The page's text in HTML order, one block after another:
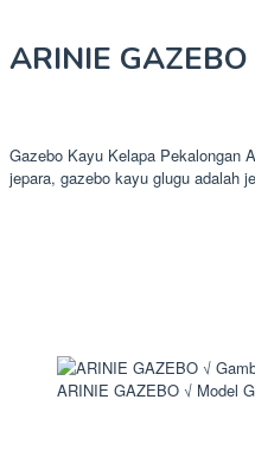
ARINIE
Gazebo Kayu Kelapa Pekalongan
jepara, gazebo kayu glugu adalah
ARINIE GAZEBO √ Model